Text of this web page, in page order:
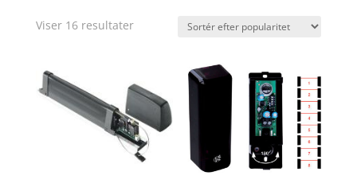
Viser 16 resultaterSorteret